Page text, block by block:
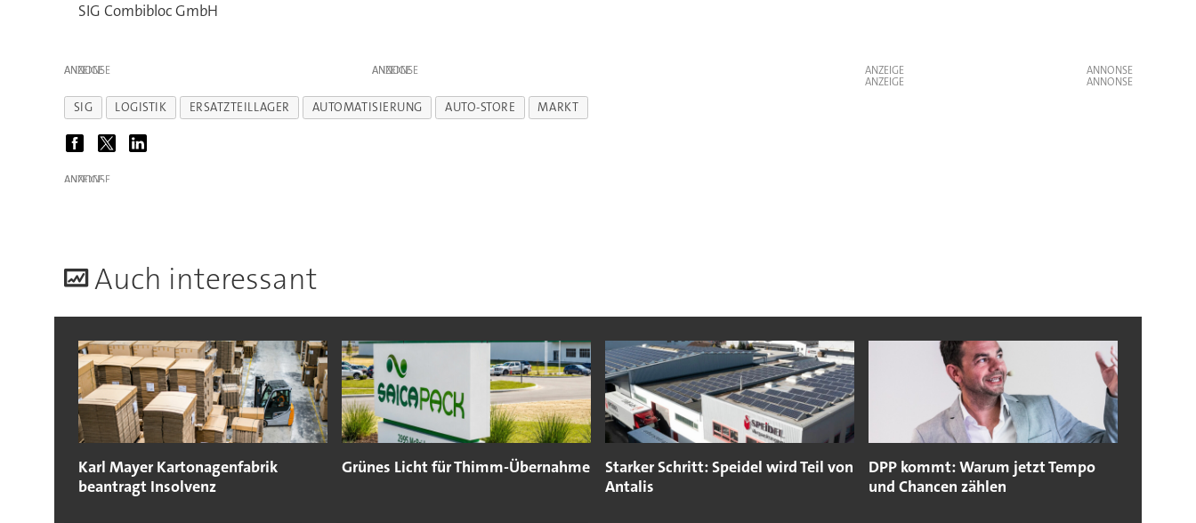
SIG Combibloc GmbH
ANZEIGE ANZEIGE
ANZEIGE
ANZEIGE
SIG LOGISTIK ERSATZTEILLAGER AUTOMATISIERUNG AUTO-STORE MARKT
ANZEIGE
Auch interessant
Karl Mayer Kartonagenfabrik
beantragt Insolvenz
Grünes Licht für Thimm-Übernahme
Starker Schritt: Speidel wird Teil von
Antalis
DPP kommt: Warum jetzt Tempo
und Chancen zählen